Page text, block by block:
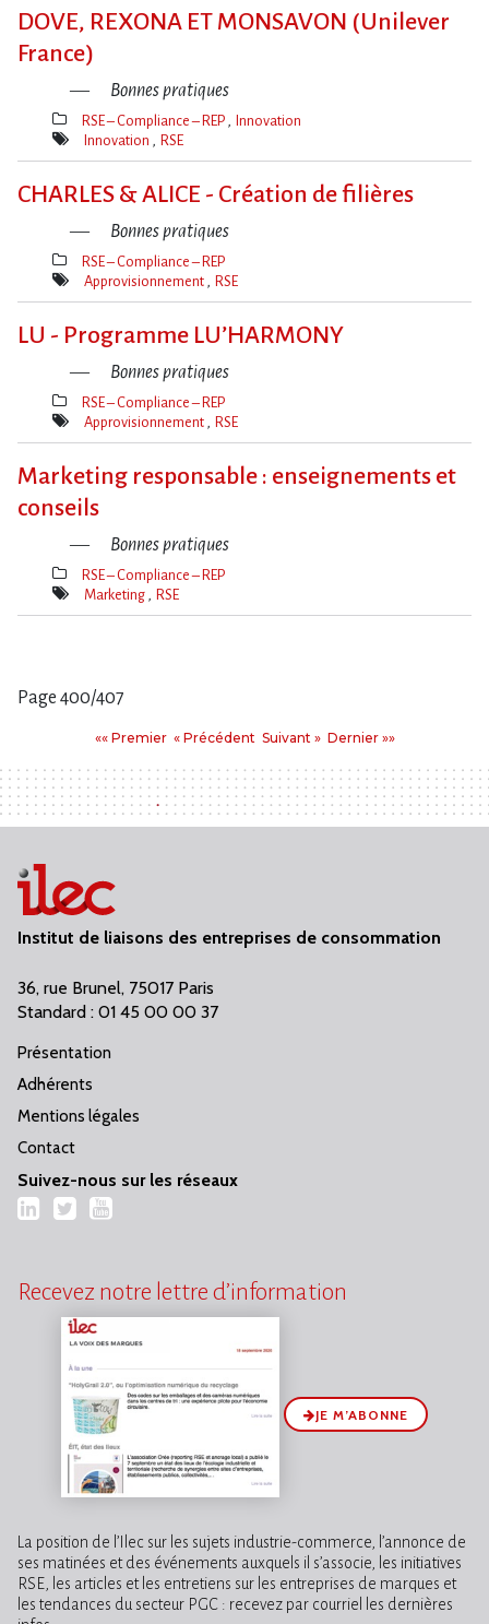
DOVE, REXONA ET MONSAVON (Unilever
France)
Bonnes pratiques
Thèmes(s)
RSE – Compliance – REP Innovation
Mot(s)-
Innovation RSE
CHARLES & ALICE - Création de filières
Bonnes pratiques
Thèmes(s)
RSE – Compliance – REP
Mot(s)-
Approvisionnement RSE
LU - Programme LU’HARMONY
Bonnes pratiques
Thèmes(s)
RSE – Compliance – REP
Mot(s)-
Approvisionnement RSE
Marketing responsable : enseignements et
conseils
Bonnes pratiques
Thèmes(s)
RSE – Compliance – REP
Mot(s)-
Marketing RSE
Page 400/407
«« PremierPremier
« PrécédentPrécédent
Suivant
Suivant » Dernier
Dernier »»
Institut de liaisons des entreprises de consommation
36, rue Brunel, 75017 Paris
Standard : 01 45 00 00 37
Présentation
Adhérents
Mentions légales
Contact
Suivez-nous sur les réseaux
LinkedIn
TwitterYouTube
Recevez notre lettre d’information
JE M’ABONNE
La position de l’Ilec sur les sujets industrie-commerce, l’annonce de
ses matinées et des événements auxquels il s’associe, les initiatives
RSE, les articles et les entretiens sur les entreprises de marques et
les tendances du secteur PGC : recevez par courriel les dernières